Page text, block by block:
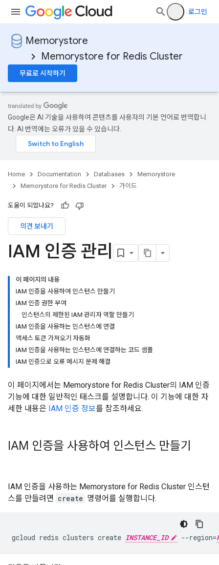
로그인
Memorystore
Memorystore for Redis Cluster
무료로 시작하기
Google은 AI 기술을 사용하여 콘텐츠를 사용자의 기본 언어로 번역합니
다. AI 번역에는 오류가 있을 수 있습니다.
Home Documentation Databases
Memorystore
Memorystore for Redis Cluster
가이드
도움이 되었나요?
의견 보내기
IAM 인증 관리
이 페이지의 내용
IAM 인증을 사용하여 인스턴스 만들기
IAM 인증 권한 부여
인스턴스의 제한된 IAM 관리자 역할 만들기
IAM 인증을 사용하는 인스턴스에 연결
액세스 토큰 가져오기 자동화
IAM 인증을 사용하는 인스턴스에 연결하는 코드 샘플
IAM 인증으로 오류 메시지 문제 해결
이 페이지에서는 Memorystore for Redis Cluster의 IAM 인증
기능에 대한 일반적인 태스크를 설명합니다. 이 기능에 대한 자
세한 내용은 IAM 인증 정보를 참조하세요.
IAM 인증을 사용하여 인스턴스 만들기
IAM 인증을 사용하는 Memorystore for Redis Cluster 인스턴
스를 만들려면 create 명령어를 실행합니다.
gcloud redis clusters create INSTANCE_ID --region=